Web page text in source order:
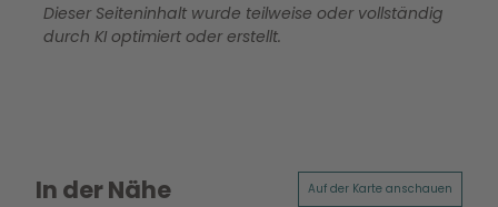
Dieser Seiteninhalt wurde teilweise oder vollständig
durch KI optimiert oder erstellt.
In der Nähe Auf der Karte anschauen